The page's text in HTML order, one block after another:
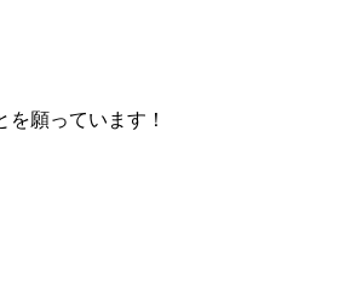
願っています！